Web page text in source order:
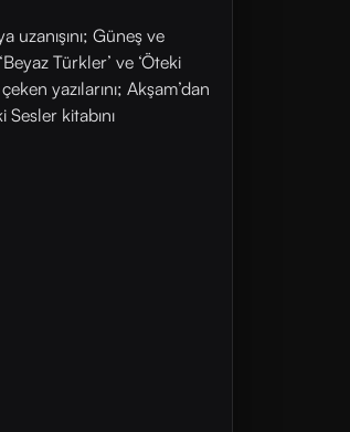
uzanışını; Güneş ve
Türkler’ ve ‘Öteki
yazılarını; Akşam’dan
kitabını